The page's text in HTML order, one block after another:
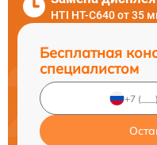
HTI HT-C640 от 35
Бесплатная
специалистом